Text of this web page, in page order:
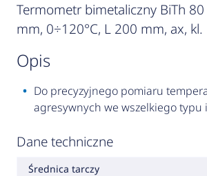
Termometr bimetaliczny BiTh
mm, 0÷120°C, L 200 mm, ax, kl.
opis
Do precyzyjnego pomiaru
agresywnych we wszelkiego typu
Dane techniczne
Średnica tarczy